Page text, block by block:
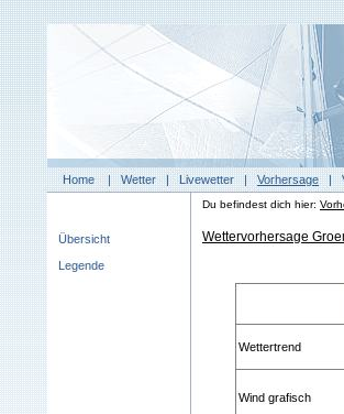
Home|Wetter|Livewetter|Vorhersage|
Übersicht
Legende
Du befindest dich hier:
Wettervorhersage
Wettertrend
Wind grafisch